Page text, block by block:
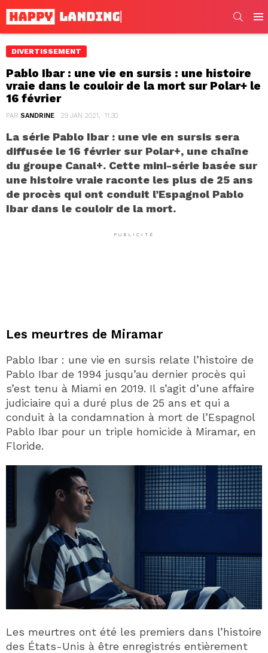
DIVERTISSEMENT
Pablo Ibar : une vie en sursis : une histoire
vraie dans le couloir de la mort sur Polar+ le
16 février
PAR SANDRINE 29 JAN 2021, · 11:30
La série Pablo Ibar : une vie en sursis sera
diffusée le 16 février sur Polar+, une chaîne
du groupe Canal+. Cette mini-série basée sur
une histoire vraie raconte les plus de 25 ans
de procès qui ont conduit l’Espagnol Pablo
Ibar dans le couloir de la mort.
PUBLICITÉ
Les meurtres de Miramar
Pablo Ibar : une vie en sursis relate l’histoire de
Pablo Ibar de 1994 jusqu’au dernier procès qui
s’est tenu à Miami en 2019. Il s’agit d’une affaire
judiciaire qui a duré plus de 25 ans et qui a
conduit à la condamnation à mort de l’Espagnol
Pablo Ibar pour un triple homicide à Miramar, en
Floride.
Les meurtres ont été les premiers dans l’histoire
des États-Unis à être enregistrés entièrement